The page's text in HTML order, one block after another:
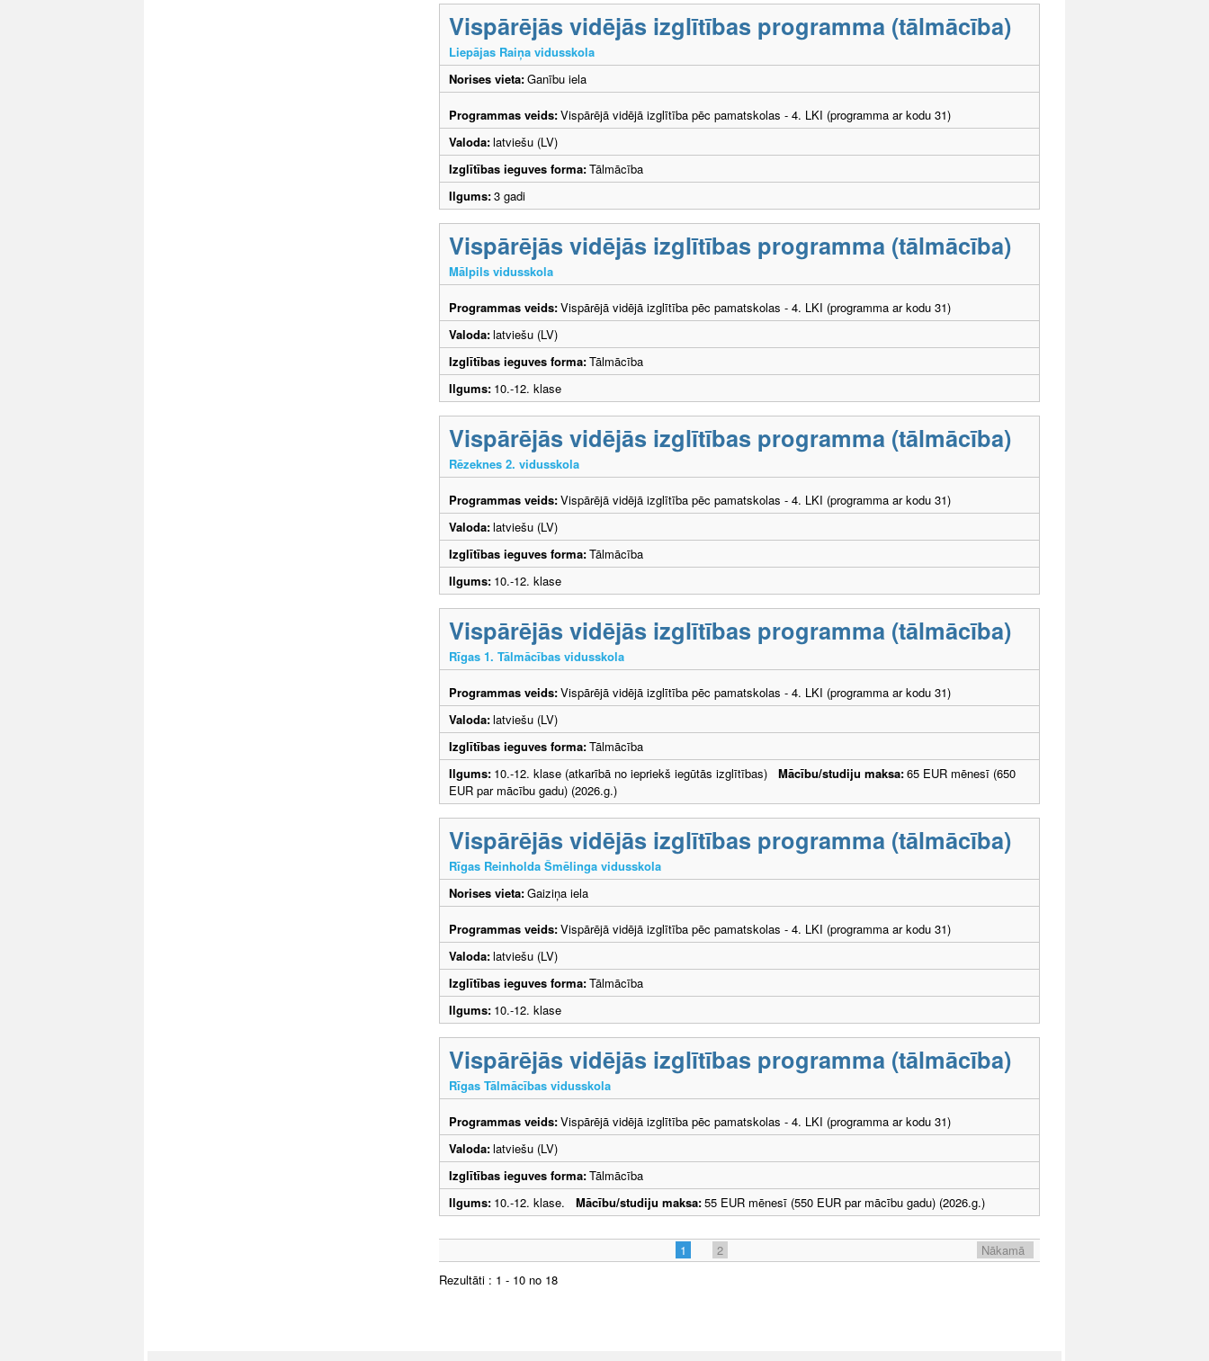
Vispārējās vidējās izglītības programma (tālmācība)
Liepājas Raiņa vidusskola
Norises vieta:Ganību iela
Programmas veids:Vispārējā vidējā izglītība pēc pamatskolas - 4. LKI (programma ar kodu 31)
Valoda:latviešu (LV)
Izglītības ieguves forma:Tālmācība
Ilgums:3 gadi
Vispārējās vidējās izglītības programma (tālmācība)
Mālpils vidusskola
Programmas veids:Vispārējā vidējā izglītība pēc pamatskolas - 4. LKI (programma ar kodu 31)
Valoda:latviešu (LV)
Izglītības ieguves forma:Tālmācība
Ilgums: 10.-12. klase
Vispārējās vidējās izglītības programma (tālmācība)
Rēzeknes 2. vidusskola
Programmas veids:Vispārējā vidējā izglītība pēc pamatskolas - 4. LKI (programma ar kodu 31)
Valoda:latviešu (LV)
Izglītības ieguves forma:Tālmācība
Ilgums: 10.-12. klase
Vispārējās vidējās izglītības programma (tālmācība)
Rīgas 1. Tālmācības vidusskola
Programmas veids:Vispārējā vidējā izglītība pēc pamatskolas - 4. LKI (programma ar kodu 31)
Valoda:latviešu (LV)
Izglītības ieguves forma:Tālmācība
Ilgums: 10.-12. klase (atkarībā no iepriekš iegūtās izglītības) Mācību/studiju maksa:65 EUR mēnesī (650
EUR par mācību gadu) (2026.g.)
Vispārējās vidējās izglītības programma (tālmācība)
Rīgas Reinholda Šmēlinga vidusskola
Norises vieta:Gaiziņa iela
Programmas veids:Vispārējā vidējā izglītība pēc pamatskolas - 4. LKI (programma ar kodu 31)
Valoda:latviešu (LV)
Izglītības ieguves forma:Tālmācība
Ilgums: 10.-12. klase
Vispārējās vidējās izglītības programma (tālmācība)
Rīgas Tālmācības vidusskola
Programmas veids:Vispārējā vidējā izglītība pēc pamatskolas - 4. LKI (programma ar kodu 31)
Valoda:latviešu (LV)
Izglītības ieguves forma:Tālmācība
Ilgums: 10.-12. klase. Mācību/studiju maksa:55 EUR mēnesī (550 EUR par mācību gadu) (2026.g.)
1 2
Nākamā
Rezultāti : 1 - 10 no 18